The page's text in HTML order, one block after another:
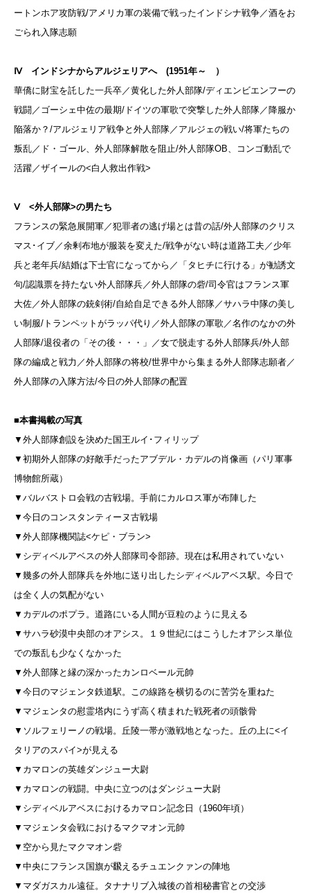
ートンホア攻防戦/アメリカ軍の装備で戦ったインドシナ戦争／酒をお
ごられ入隊志願
Ⅳ インドシナからアルジェリアへ (1951年～ ）
華僑に財宝を託した一兵卒／黄化した外人部隊/ディエンビエンフーの
戦闘／ゴーシェ中佐の最期/ ドイツの軍歌で突撃した外人部隊／降服か
陥落か？/アルジェリア戦争と外人部隊／アルジェの戦い/将軍たちの
叛乱／ド・ゴール、外人部隊解散を阻止/外人部隊OB、コンゴ動乱で
活躍／ザイールの<白人救出作戦>
Ⅴ <外人部隊>の男たち
フランスの緊急展開軍／犯罪者の逃げ場とは昔の話/外人部隊のクリス
マス･イブ／余剰布地が服装を変えた/戦争がない時は道路工夫／少年
兵と老年兵/結婚は下士官になってから／「タヒチに行ける」が勧誘文
句/認識票を持たない外人部隊兵／外人部隊の砦/司令官はフランス軍
大佐／外人部隊の銃剣術/自給自足できる外人部隊／サハラ中隊の美し
い制服/ トランペットがラッパ代り／外人部隊の軍歌／名作のなかの外
人部隊/退役者の「その後・・・」／女で脱走する外人部隊兵/外人部
隊の編成と戦力／外人部隊の将校/世界中から集まる外人部隊志願者／
外人部隊の入隊方法/今日の外人部隊の配置
■本書掲載の写真
▼外人部隊創設を決めた国王ルイ･フィリップ
▼初期外人部隊の好敵手だったアブデル・カデルの肖像画（パリ軍事
博物館所蔵）
▼バルバストロ会戦の古戦場。手前にカルロス軍が布陣した
▼今日のコンスタンティーヌ古戦場
▼外人部隊機関誌<ケピ・ブラン>
▼シディベルアベスの外人部隊司令部跡。現在は私用されていない
▼幾多の外人部隊兵を外地に送り出したシディベルアベス駅。今日で
は全く人の気配がない
▼カデルのポプラ。道路にいる人間が豆粒のように見える
▼サハラ砂漠中央部のオアシス。１９世紀にはこうしたオアシス単位
での叛乱も少なくなかった
▼外人部隊と縁の深かったカンロベール元帥
▼今日のマジェンタ鉄道駅。この線路を横切るのに苦労を重ねた
▼マジェンタの慰霊塔内にうず高く積まれた戦死者の頭骸骨
▼ソルフェリーノの戦場。丘陵一帯が激戦地となった。丘の上に<イ
タリアのスパイ>が見える
▼カマロンの英雄ダンジュー大尉
▼カマロンの戦闘。中央に立つのはダンジュー大尉
▼シディベルアベスにおけるカマロン記念日
（1960年頃）
▼マジェンタ会戦におけるマクマオン元帥
▼空から見たマクマオン砦
▼中央にフランス国旗が飜えるチュエンクァンの陣地
▼マダガスカル遠征。タナナリブ入城後の首相秘書官との交渉